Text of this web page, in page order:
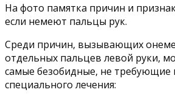
На фото памятка причин и
если немеют пальцы рук.
Среди причин, вызывающих
отдельных пальцев левой руки,
самые безобидные, не
специального лечения: